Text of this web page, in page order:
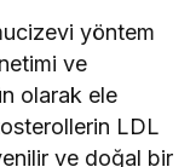
yöntem
ve
olarak ele
LDL
ve doğal bir